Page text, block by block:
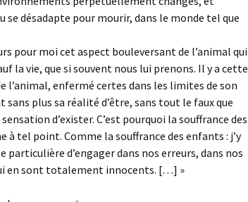
se désadapte pour mourir, dans le monde tel que
pour moi cet aspect bouleversant de l’animal qui
la vie, que si souvent nous lui prenons. Il y a cette
l’animal, enfermé certes dans les limites de son
sans plus sa réalité d’être, sans tout le faux que
d’exister. C’est pourquoi la souffrance des
à tel point. Comme la souffrance des enfants : j’y
particulière d’engager dans nos erreurs, dans nos
en sont totalement innocents. […] »